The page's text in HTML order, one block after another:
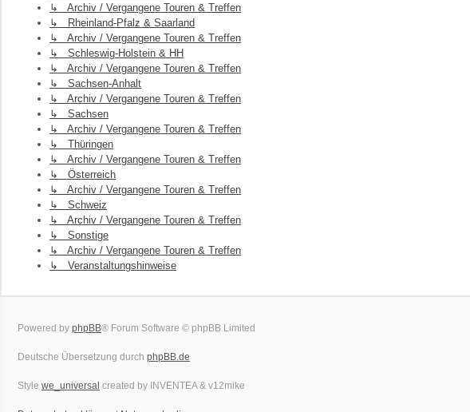
↳ Archiv / Vergangene Touren & Treffen
↳ Rheinland-Pfalz & Saarland
↳ Archiv / Vergangene Touren & Treffen
↳ Schleswig-Holstein & HH
↳ Archiv / Vergangene Touren & Treffen
↳ Sachsen-Anhalt
↳ Archiv / Vergangene Touren & Treffen
↳ Sachsen
↳ Archiv / Vergangene Touren & Treffen
↳ Thüringen
↳ Archiv / Vergangene Touren & Treffen
↳ Österreich
↳ Archiv / Vergangene Touren & Treffen
↳ Schweiz
↳ Archiv / Vergangene Touren & Treffen
↳ Sonstige
↳ Archiv / Vergangene Touren & Treffen
↳ Veranstaltungshinweise
Powered by phpBB® Forum Software © phpBB Limited
Deutsche Übersetzung durch phpBB.de
Style we_universal created by INVENTEA & v12mike